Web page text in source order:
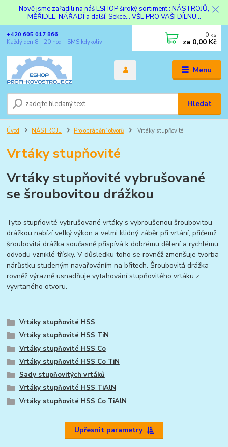
Nově jsme zařadili na náš ESHOP široký sortiment : NÁSTROJŮ,
MĚŘIDEL, NÁŘADÍ a další. Sekce... VŠE PRO VAŠI DÍLNU...
Menu
Hledat
+420 605 017 866
Každý den 8 - 20 hod - SMS kdykoliv
0 ks
za 0,00 Kč
Úvod NÁSTROJE Pro obrábění otvorů Vrtáky stupňovité
Vrtáky stupňovité
Vrtáky stupňovité vybrušované
se šroubovitou drážkou
Tyto stupňovité vybrušované vrtáky s vybroušenou šroubovitou
drážkou nabízí velký výkon a velmi klidný záběr při vrtání, přičemž
šroubovitá drážka současně přispívá k dobrému dělení a rychlému
odvodu vzniklé třísky. V důsledku toho se rovněž zmenšuje tvorba
nárůstku studeným navařováním na břitech. Šroubovitá drážka
rovněž výrazně usnadňuje vytahování stupňovitého vrtáku z
vyvrtaného otvoru.
Vrtáky stupňovité HSS
Vrtáky stupňovité HSS TiN
Vrtáky stupňovité HSS Co
Vrtáky stupňovité HSS Co TiN
Sady stupňovitých vrtáků
Vrtáky stupňovité HSS TiAlN
Vrtáky stupňovité HSS Co TiAlN
Upřesnit parametry